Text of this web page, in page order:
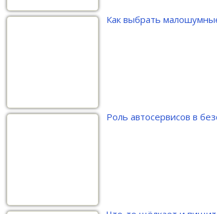
Как выбрать
Роль автосервисов в